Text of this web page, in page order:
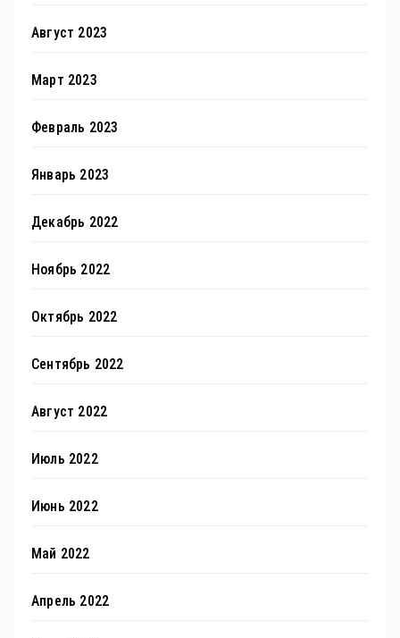
Август 2023
Март 2023
Февраль 2023
Январь 2023
Декабрь 2022
Ноябрь 2022
Октябрь 2022
Сентябрь 2022
Август 2022
Июль 2022
Июнь 2022
Май 2022
Апрель 2022